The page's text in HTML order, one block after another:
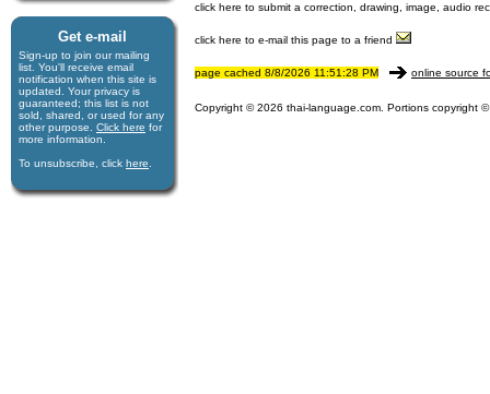
Get e-mail
Sign-up to join our mail­ing
list. You'll receive e­mail
notification when this site is
updated. Your privacy is
guaran­teed; this list is not
sold, shared, or used for any
other purpose. Click here for
more infor­mation.
To unsubscribe, click here
click here to submit a correction, drawing, image, audio
click here to e-mail this page to a friend
page cached 8/8/2026 11:51:28 PM online source
Copyright © 2026 thai-language.com. Portions copyright